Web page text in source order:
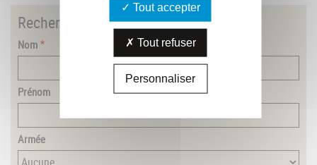
Rechercher un combattant
Nom
Prénom
Armée
Tout accepter
Tout refuser
Personnaliser